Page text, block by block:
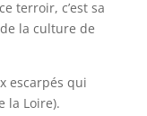
terroir, c’est sa
la culture de
escarpés qui
la Loire).